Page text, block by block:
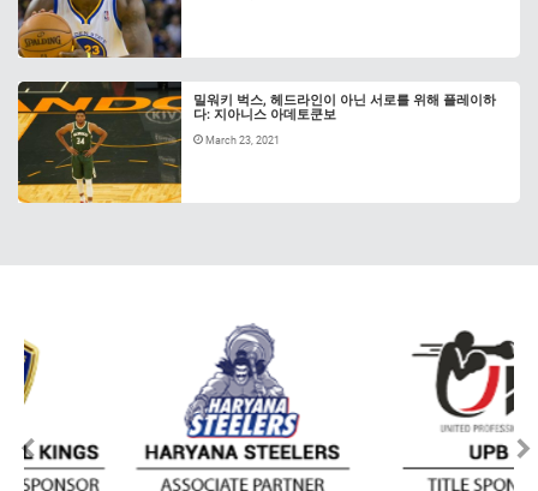
밀워키 벅스, 헤드라인이 아닌 서로를 위해 플레이하
다: 지아니스 아데토쿤보
March 23, 2021